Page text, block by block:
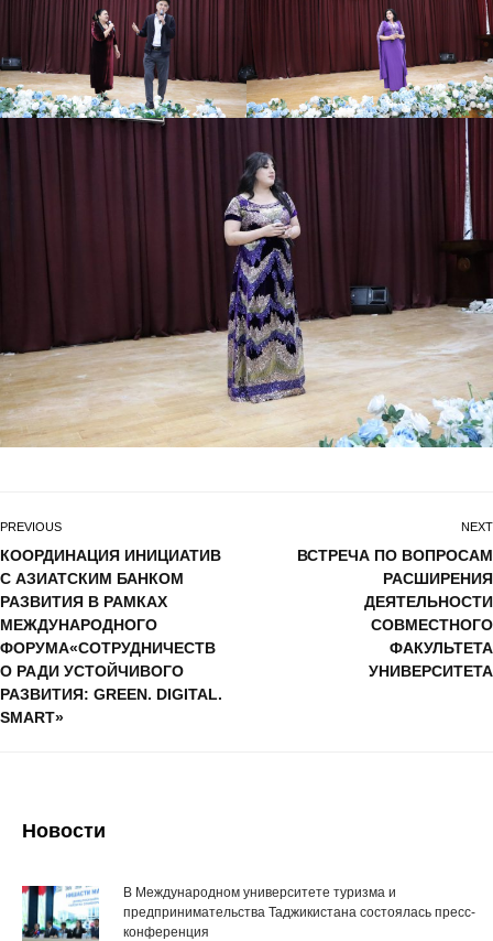
PREVIOUS
КООРДИНАЦИЯ ИНИЦИАТИВ
С АЗИАТСКИМ БАНКОМ
РАЗВИТИЯ В РАМКАХ
МЕЖДУНАРОДНОГО
ФОРУМА«СОТРУДНИЧЕСТВ
О РАДИ УСТОЙЧИВОГО
РАЗВИТИЯ: GREEN. DIGITAL.
SMART»
NEXT
ВСТРЕЧА ПО ВОПРОСАМ
РАСШИРЕНИЯ
ДЕЯТЕЛЬНОСТИ
СОВМЕСТНОГО
ФАКУЛЬТЕТА
УНИВЕРСИТЕТА
Новости
В Международном университете туризма и
предпринимательства Таджикистана состоялась пресс-
конференция